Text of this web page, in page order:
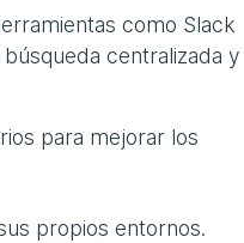
como Slack
centralizada y
para mejorar los
propios entornos.